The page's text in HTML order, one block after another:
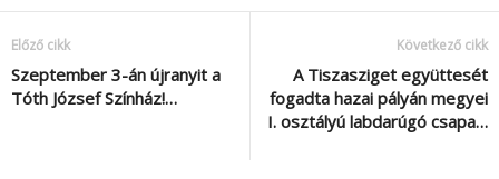
Előző cikk
Szeptember 3-án újranyit a
Tóth József Színház!…
Következő cikk
A Tiszasziget együttesét
fogadta hazai pályán megyei
I. osztályú labdarúgó csapa…